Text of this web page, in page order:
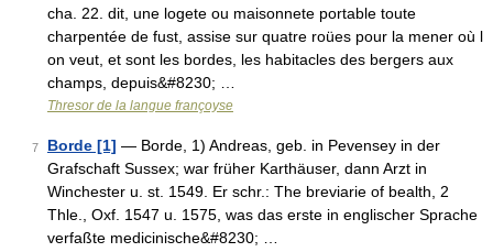
cha. 22. dit, une logete ou maisonnete portable toute
charpentée de fust, assise sur quatre roües pour la mener où l
on veut, et sont les bordes, les habitacles des bergers aux
champs, depuis&#8230; …
Thresor de la langue françoyse
7 Borde [1] — Borde, 1) Andreas, geb. in Pevensey in der
Grafschaft Sussex; war früher Karthäuser, dann Arzt in
Winchester u. st. 1549. Er schr.: The breviarie of bealth, 2
Thle., Oxf. 1547 u. 1575, was das erste in englischer Sprache
verfaßte medicinische&#8230; …